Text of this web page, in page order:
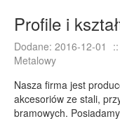
Profile i
Dodane: 2016-12-01 ::
Metalowy
Nasza firma jest
akcesoriów ze stali,
bramowych.